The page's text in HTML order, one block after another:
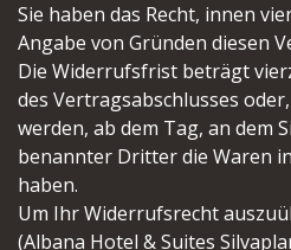
Sie haben das Recht, innen
Angabe von Gründen diesen
Die Widerrufsfrist beträgt
des Vertragsabschlusses
werden, ab dem Tag, an dem
benannter Dritter die Waren
haben.
Um Ihr Widerrufsrecht
(Albana Hotel & Suites